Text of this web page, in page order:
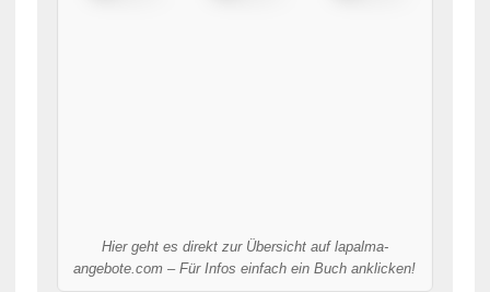
Hier geht es direkt zur Übersicht auf lapalma-
angebote.com – Für Infos einfach ein Buch anklicken!